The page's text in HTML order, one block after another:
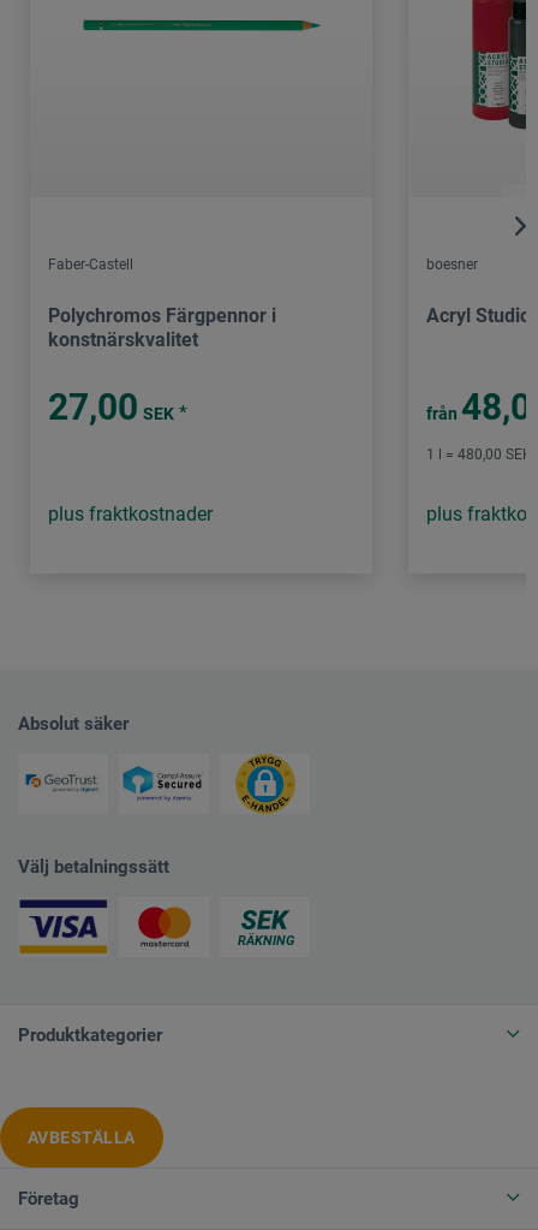
Faber-Castell
Polychromos Färgpennor i
konstnärskvalitet
27,00 SEK *
plus fraktkostnader
boesner
Acryl Studio
från
1 l = 480,00
plus
Absolut säker
Välj betalningssätt
Produktkategorier
AVBESTÄLLA
Företag